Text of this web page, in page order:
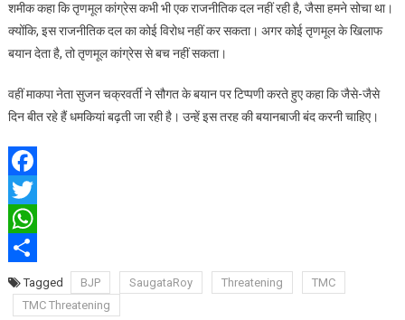
शमीक कहा कि तृणमूल कांग्रेस कभी भी एक राजनीतिक दल नहीं रही है, जैसा हमने सोचा था।
क्योंकि, इस राजनीतिक दल का कोई विरोध नहीं कर सकता। अगर कोई तृणमूल के खिलाफ
बयान देता है, तो तृणमूल कांग्रेस से बच नहीं सकता।
वहीं माकपा नेता सुजन चक्रवर्ती ने सौगत के बयान पर टिप्पणी करते हुए कहा कि जैसे-जैसे
दिन बीत रहे हैं धमकियां बढ़ती जा रही है। उन्हें इस तरह की बयानबाजी बंद करनी चाहिए।
Facebook
Twitter
WhatsApp
ShareTagged BJP SaugataRoy Threatening
TMC
TMC Threatening